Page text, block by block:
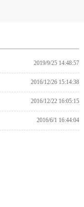
2019/9/25 14:48:57
2016/12/26 15:14:38
2016/12/22 16:05:15
2016/6/1 16:44:04